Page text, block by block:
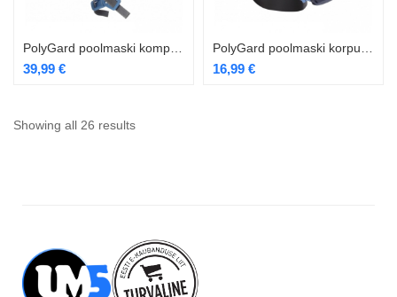
39,99 € 16,99 €
Showing all 26 results